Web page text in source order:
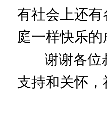
有社会上还
庭一样快乐
谢谢各位叔
支持和关怀
1,2,3